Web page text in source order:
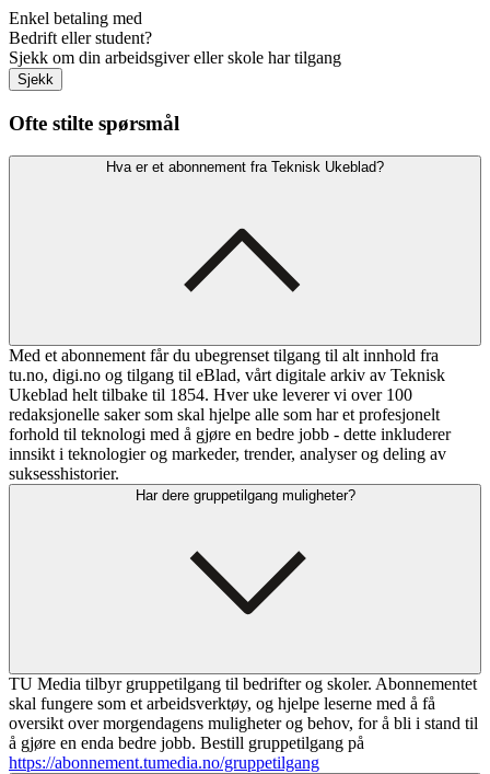
Enkel betaling med
Bedrift eller student?
Sjekk om din arbeidsgiver eller skole har tilgang
Sjekk
Ofte stilte spørsmål
Hva er et abonnement fra Teknisk Ukeblad?
Med et abonnement får du ubegrenset tilgang til alt innhold fra
tu.no, digi.no og tilgang til eBlad, vårt digitale arkiv av Teknisk
Ukeblad helt tilbake til 1854. Hver uke leverer vi over 100
redaksjonelle saker som skal hjelpe alle som har et profesjonelt
forhold til teknologi med å gjøre en bedre jobb - dette inkluderer
innsikt i teknologier og markeder, trender, analyser og deling av
suksesshistorier.
Har dere gruppetilgang muligheter?
TU Media tilbyr gruppetilgang til bedrifter og skoler. Abonnementet
skal fungere som et arbeidsverktøy, og hjelpe leserne med å få
oversikt over morgendagens muligheter og behov, for å bli i stand til
å gjøre en enda bedre jobb. Bestill gruppetilgang på
https://abonnement.tumedia.no/gruppetilgang